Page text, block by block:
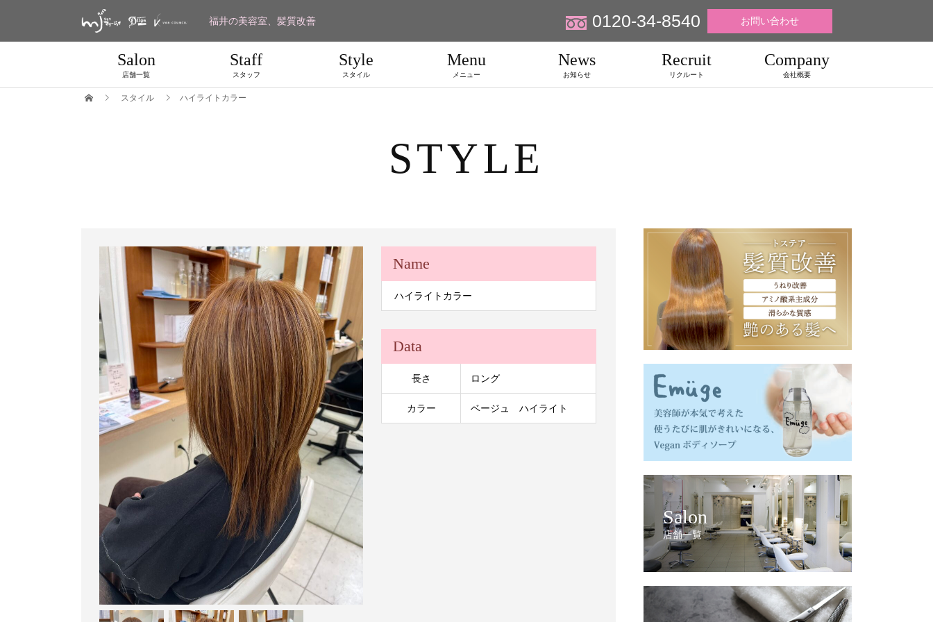
福井の美容室、髪質改善 0120-34-8540 お問い合わせ
Salon
店舗一覧
Staff
スタッフ
Style
スタイル
Menu
メニュー
News
お知らせ
Recruit
リクルート
Company
会社概要
スタイル ハイライトカラー
STYLE
Name
ハイライトカラー
Data
長さ ロング
カラー ベージュ ハイライト
Salon
店舗一覧